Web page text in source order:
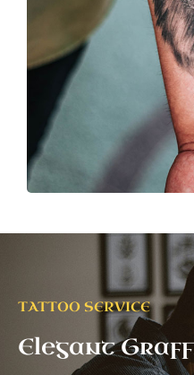
TATTOO SERVICE
Elegant